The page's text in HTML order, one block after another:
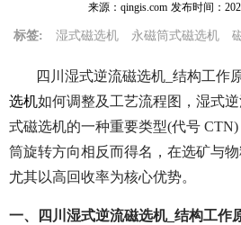
来源：qingis.com 发布时间：
标签: 湿式磁选机 永磁筒式磁选机
四川湿式逆流磁选机_结构工作
选机如何调整及工艺流程图，湿式
式磁选机的一种重要类型(代号
筒旋转方向相反而得名，在选矿与
尤其以高回收率为核心优势。
一、四川湿式逆流磁选机_结构工作